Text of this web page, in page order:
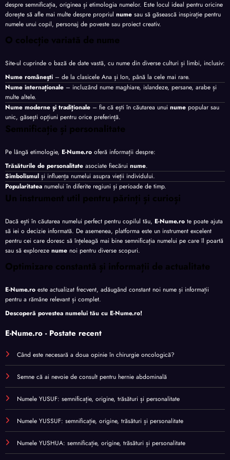
despre semnificația, originea și etimologia numelor. Este locul ideal pentru oricine
dorește să afle mai multe despre propriul nume sau să găsească inspirație pentru
numele unui copil, personaj de poveste sau proiect creativ.
O colecție variată de nume
Site-ul cuprinde o bază de date vastă, cu nume din diverse culturi și limbi, inclusiv:
Nume românești – de la clasicele Ana și Ion, până la cele mai rare.
Nume internaționale – incluzând nume maghiare, islandeze, persane, arabe și
multe altele.
Nume moderne și tradiționale – fie că ești în căutarea unui nume popular sau
unic, găsești opțiuni pentru orice preferință.
Semnificație și personalitate
Pe lângă etimologie, E-Nume.ro oferă informații despre:
Trăsăturile de personalitate asociate fiecărui nume.
Simbolismul și influența numelui asupra vieții individului.
Popularitatea numelui în diferite regiuni și perioade de timp.
Un instrument util pentru părinți și curioși
Dacă ești în căutarea numelui perfect pentru copilul tău, E-Nume.ro te poate ajuta
să iei o decizie informată. De asemenea, platforma este un instrument excelent
pentru cei care doresc să înțeleagă mai bine semnificația numelui pe care îl poartă
sau să exploreze nume noi pentru diverse scopuri.
Optimizare constantă și informații de actualitate
E-Nume.ro este actualizat frecvent, adăugând constant noi nume și informații
pentru a rămâne relevant și complet.
Descoperă povestea numelui tău cu E-Nume.ro!
E-Nume.ro - Postate recent
Când este necesară a doua opinie în chirurgie oncologică?
Semne că ai nevoie de consult pentru hernie abdominală
Numele YUSUF: semnificație, origine, trăsături și personalitate
Numele YUSSUF: semnificație, origine, trăsături și personalitate
Numele YUSHUA: semnificație, origine, trăsături și personalitate